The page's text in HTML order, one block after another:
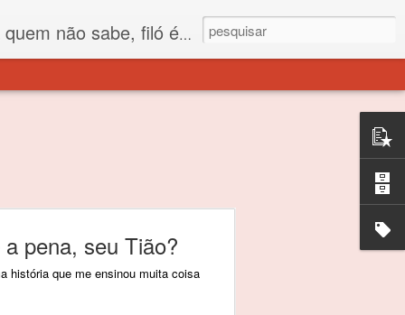
o propósito deste nome... Para viver em sociedade tem que ter saco de filó.
pena, seu Tião?
história que me ensinou muita coisa